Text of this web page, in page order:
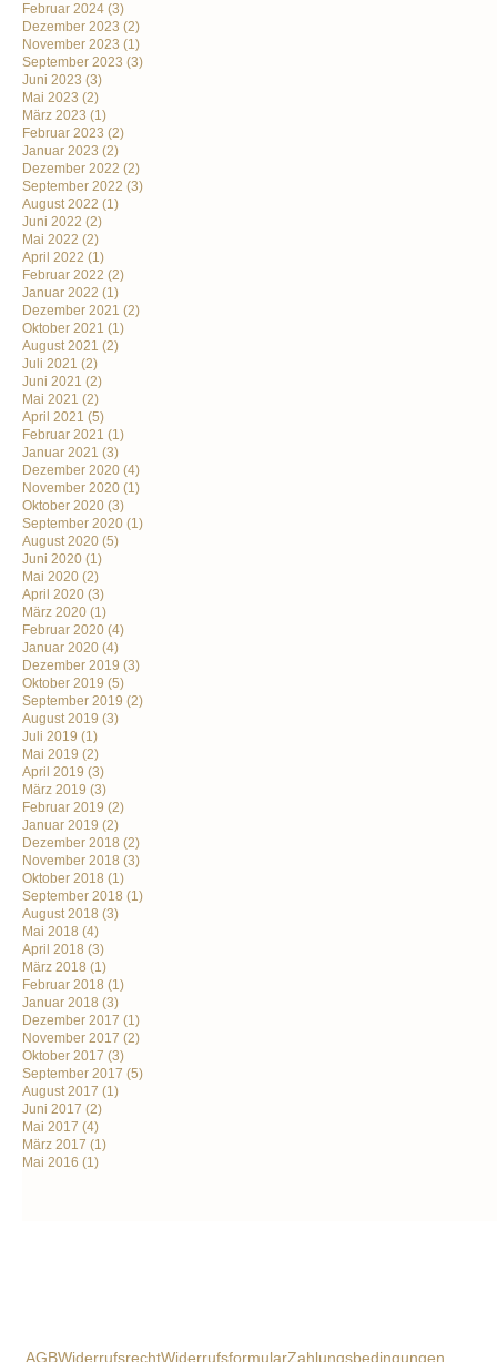
Februar 2024 (3)
Dezember 2023 (2)
November 2023 (1)
September 2023 (3)
Juni 2023 (3)
Mai 2023 (2)
März 2023 (1)
Februar 2023 (2)
Januar 2023 (2)
Dezember 2022 (2)
September 2022 (3)
August 2022 (1)
Juni 2022 (2)
Mai 2022 (2)
April 2022 (1)
Februar 2022 (2)
Januar 2022 (1)
Dezember 2021 (2)
Oktober 2021 (1)
August 2021 (2)
Juli 2021 (2)
Juni 2021 (2)
Mai 2021 (2)
April 2021 (5)
Februar 2021 (1)
Januar 2021 (3)
Dezember 2020 (4)
November 2020 (1)
Oktober 2020 (3)
September 2020 (1)
August 2020 (5)
Juni 2020 (1)
Mai 2020 (2)
April 2020 (3)
März 2020 (1)
Februar 2020 (4)
Januar 2020 (4)
Dezember 2019 (3)
Oktober 2019 (5)
September 2019 (2)
August 2019 (3)
Juli 2019 (1)
Mai 2019 (2)
April 2019 (3)
März 2019 (3)
Februar 2019 (2)
Januar 2019 (2)
Dezember 2018 (2)
November 2018 (3)
Oktober 2018 (1)
September 2018 (1)
August 2018 (3)
Mai 2018 (4)
April 2018 (3)
März 2018 (1)
Februar 2018 (1)
Januar 2018 (3)
Dezember 2017 (1)
November 2017 (2)
Oktober 2017 (3)
September 2017 (5)
August 2017 (1)
Juni 2017 (2)
Mai 2017 (4)
März 2017 (1)
Mai 2016 (1)
AGBWiderrufsrechtWiderrufsformularZahlungsbedingungen